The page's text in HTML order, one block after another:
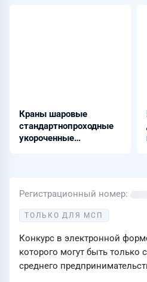
Краны шаровые
стандартнопроходные
укороченные
Регистрационный номер
ТОЛЬКО ДЛЯ МСП
Конкурс в электронной
которого могут быть только
среднего